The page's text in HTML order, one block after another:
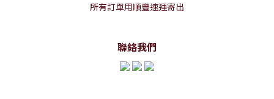
所有訂單用順豐速運寄出
聯絡我們